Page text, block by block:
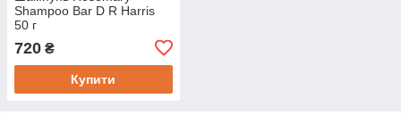
Shampoo Bar D R Harris
50 г
720 ₴
Купити